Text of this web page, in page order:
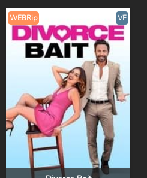
WEBRip VF